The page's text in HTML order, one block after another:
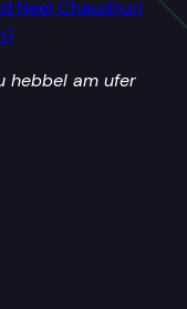
Neel Chaudhuri
hebbel am ufer